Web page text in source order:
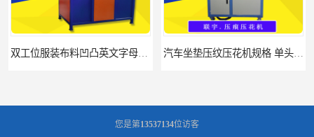
双工位服装布料凹凸英文字母压字机找联宇制造厂 汽车坐垫压纹压花机规格 单头大台面凹凸压花机 现货供应
您是第13537134位访客